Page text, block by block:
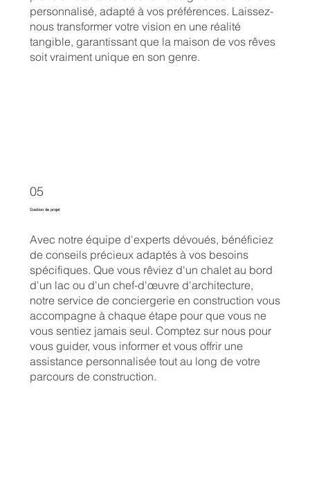
personnalisé, adapté à vos préférences. Laissez-
nous transformer votre vision en une réalité
tangible, garantissant que la maison de vos rêves
soit vraiment unique en son genre.
Gestion de projet
05
Avec notre équipe d'experts dévoués, bénéficiez
de conseils précieux adaptés à vos besoins
spécifiques. Que vous rêviez d'un chalet au bord
d'un lac ou d'un chef-d'œuvre d'architecture,
notre service de conciergerie en construction vous
accompagne à chaque étape pour que vous ne
vous sentiez jamais seul. Comptez sur nous pour
vous guider, vous informer et vous offrir une
assistance personnalisée tout au long de votre
parcours de construction.